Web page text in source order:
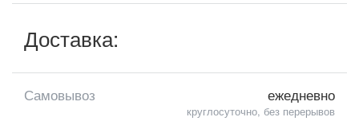
Доставка:
Самовывоз ежедневно
круглосуточно, без перерывов